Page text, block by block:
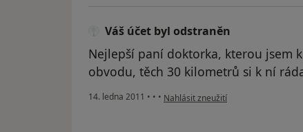
Váš účet byl odstraněn
Nejlepší paní doktorka, kterou jsem
obvodu, těch 30 kilometrů si k ní
14. ledna 2011 • • • podle názoru uživatele Váš účet byl
Nahlásit zneužití